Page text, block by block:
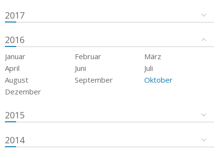
2017
2016
Januar Februar
März
April
Juni
Juli
August
September
Oktober
Dezember
2015
2014